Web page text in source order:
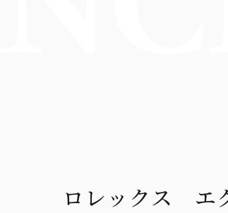
ロレックス エ